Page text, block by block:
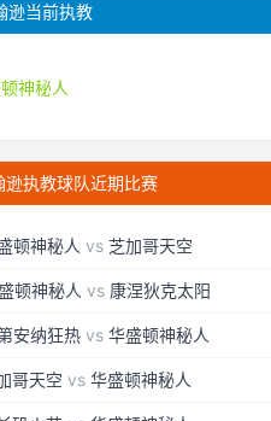
逊当前执教
神秘人
逊执教球队近期比赛
顿神秘人 vs 芝加哥天空
顿神秘人 vs 康涅狄克太阳
安纳狂热 vs 华盛顿神秘人
哥天空 vs 华盛顿神秘人